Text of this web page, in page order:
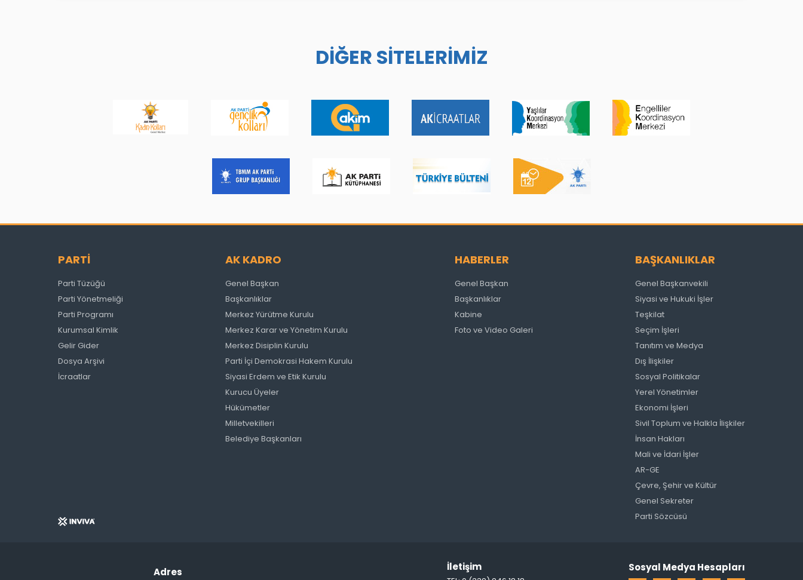
DİĞER SİTELERİMİZ
PARTİ
Parti Tüzüğü
Parti Yönetmeliği
Parti Programı
Kurumsal Kimlik
Gelir Gider
Dosya Arşivi
İcraatlar
AK KADRO
Genel Başkan
Başkanlıklar
Merkez Yürütme Kurulu
Merkez Karar ve Yönetim Kurulu
Merkez Disiplin Kurulu
Parti İçi Demokrasi Hakem Kurulu
Siyasi Erdem ve Etik Kurulu
Kurucu Üyeler
Hükümetler
Milletvekilleri
Belediye Başkanları
HABERLER
Genel Başkan
Başkanlıklar
Kabine
Foto ve Video Galeri
BAŞKANLIKLAR
Genel Başkanvekili
Siyasi ve Hukuki İşler
Teşkilat
Seçim İşleri
Tanıtım ve Medya
Dış İlişkiler
Sosyal Politikalar
Yerel Yönetimler
Ekonomi İşleri
Sivil Toplum ve Halkla İlişkiler
İnsan Hakları
Mali ve İdari İşler
AR-GE
Çevre, Şehir ve Kültür
Genel Sekreter
Parti Sözcüsü
Adres İletişim Sosyal Medya Hesapları